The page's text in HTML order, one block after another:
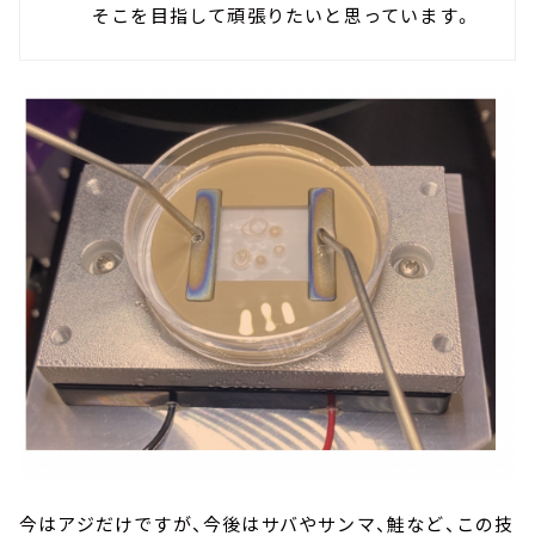
そこを目指して頑張りたいと思っています。
今はアジだけですが、今後はサバやサンマ、鮭など、この技